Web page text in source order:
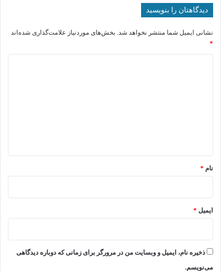
دیدگاهتان را بنویسید
نشانی ایمیل شما منتشر نخواهد شد. بخش‌های موردنیاز علامت‌گذاری شده‌اند
*
نام *
ایمیل *
ذخیره نام، ایمیل و وبسایت من در مرورگر برای زمانی که دوباره دیدگاهی
می‌نویسم.